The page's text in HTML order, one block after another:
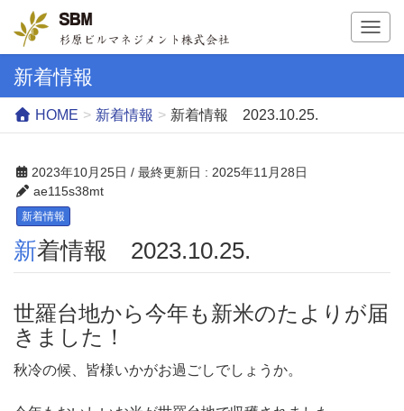
T
o
n
新着情報
HOME 新着情報 新着情報 2023.10.25.
2023年10月25日 / 最終更新日 : 2025年11月28日
ae115s38mt
新着情報
新着情報 2023.10.25.
世羅台地から今年も新米のたよりが届
きました！
秋冷の候、皆様いかがお過ごしでしょうか。